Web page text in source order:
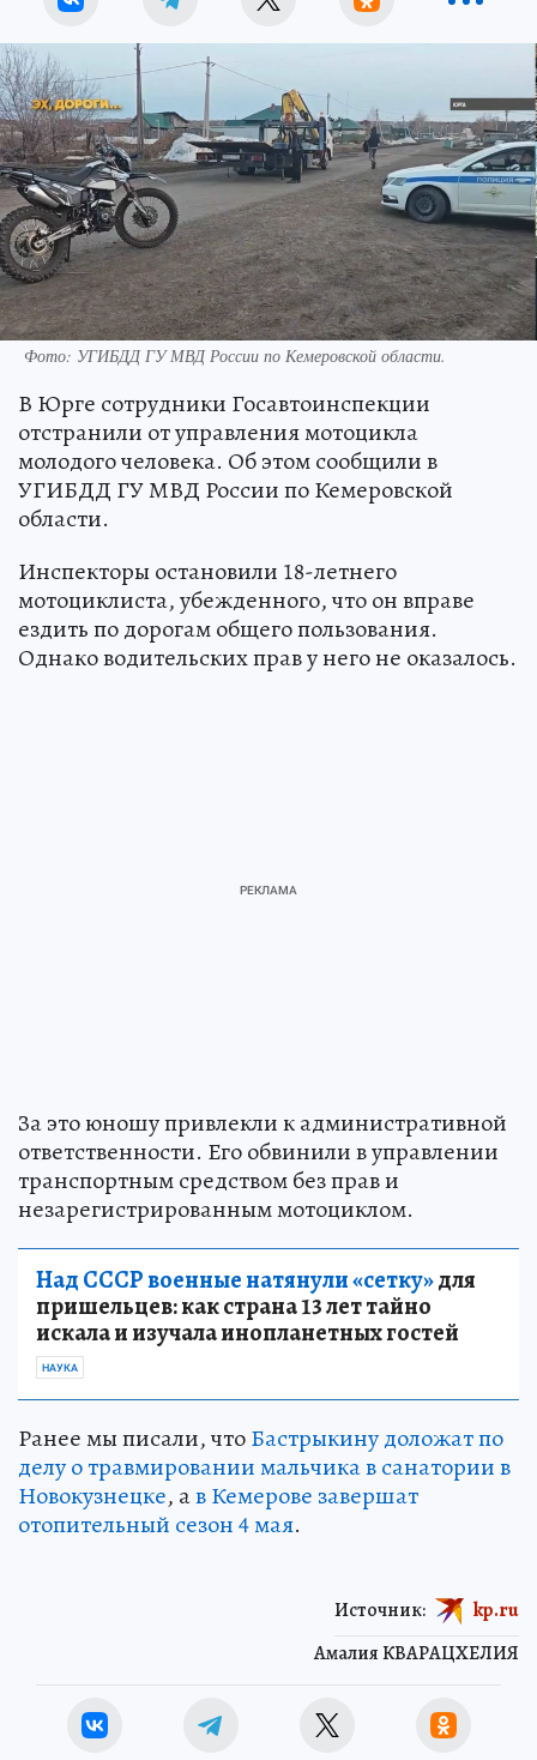
Фото: УГИБДД ГУ МВД России по Кемеровской области.
В Юрге сотрудники Госавтоинспекции
отстранили от управления мотоцикла
молодого человека. Об этом сообщили в
УГИБДД ГУ МВД России по Кемеровской
области.
Инспекторы остановили 18-летнего
мотоциклиста, убежденного, что он вправе
ездить по дорогам общего пользования.
Однако водительских прав у него не оказалось.
За это юношу привлекли к административной
ответственности. Его обвинили в управлении
транспортным средством без прав и
незарегистрированным мотоциклом.
Над СССР военные натянули «сетку»для
пришельцев: как страна 13 лет тайно
искала и изучала инопланетных гостей
НАУКА
Ранее мы писали, чтоБастрыкину доложат по
делу о травмировании мальчика в санатории в
Новокузнецке, ав Кемерове завершат
отопительный сезон 4 мая.
Амалия КВАРАЦХЕЛИЯ
Источник: kp.ru